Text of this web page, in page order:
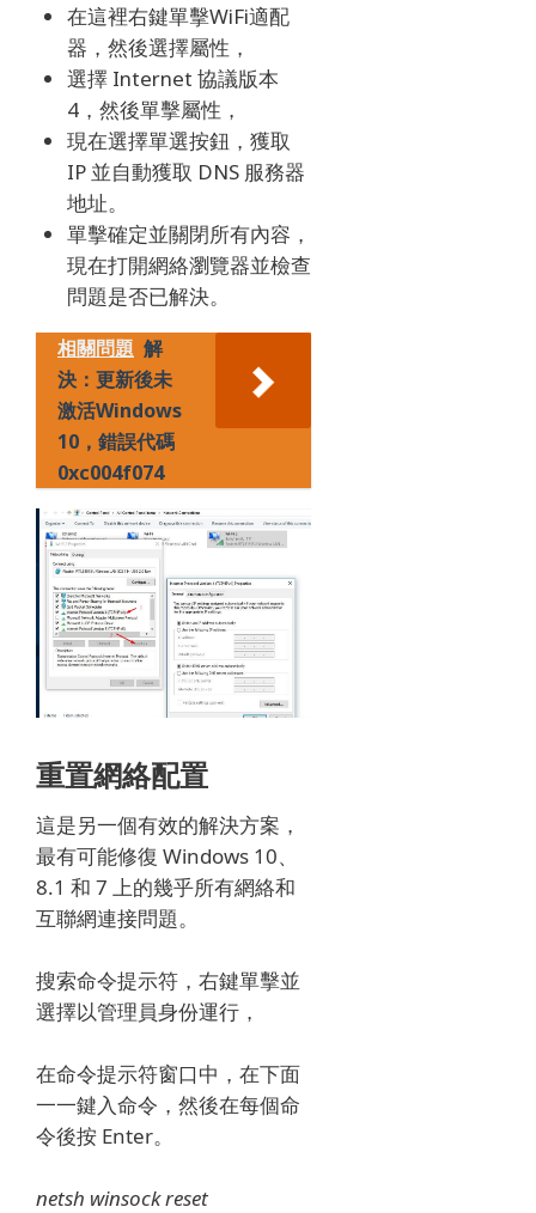
在這裡右鍵單擊WiFi適配
器，然後選擇屬性，
選擇 Internet 協議版本
4，然後單擊屬性，
現在選擇單選按鈕，獲取
IP 並自動獲取 DNS 服務器
地址。
單擊確定並關閉所有內容，
現在打開網絡瀏覽器並檢查
問題是否已解決。
相關問題 解
決：更新後未
激活Windows
10，錯誤代碼
0xc004f074
重置網絡配置
這是另一個有效的解決方案，
最有可能修復 Windows 10、
8.1 和 7 上的幾乎所有網絡和
互聯網連接問題。
搜索命令提示符，右鍵單擊並
選擇以管理員身份運行，
在命令提示符窗口中，在下面
一一鍵入命令，然後在每個命
令後按 Enter。
netsh winsock reset